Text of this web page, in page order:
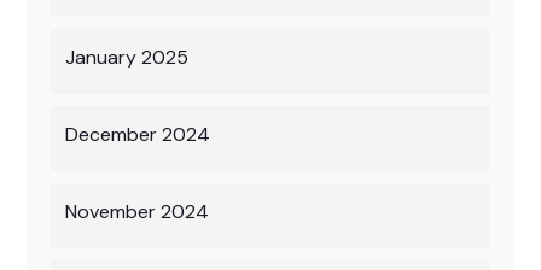
January 2025
December 2024
November 2024